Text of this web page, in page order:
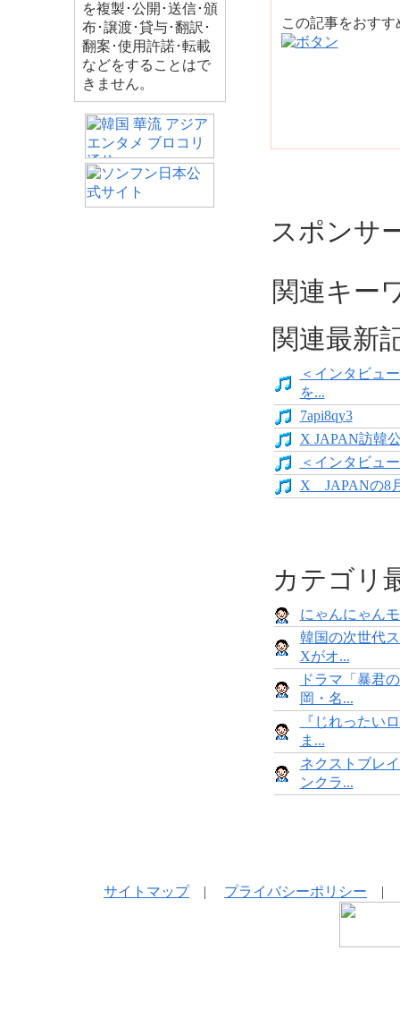
を複製･公開･送信･頒
布･譲渡･貸与･翻訳･
翻案･使用許諾･転載
などをすることはで
きません。
この記事をおす
スポンサ
関連キー
関連最新
＜インタビュ
を...
7api8qy3
X JAPAN訪韓
＜インタビュ
X JAPANの8
カテゴリ
にゃんにゃん
韓国の次世代
Xがオ...
ドラマ「暴君
岡・名...
『じれったい
ま...
ネクストブレ
ンクラ...
サイトマップ| プライバシーポリシー